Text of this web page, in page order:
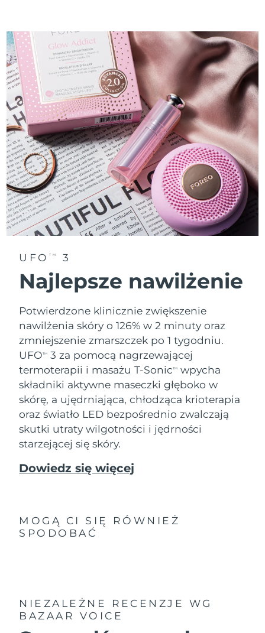
UFO TM 3
Najlepsze nawilżenie
Potwierdzone klinicznie zwiększenie
nawilżenia skóry o 126% w 2 minuty oraz
zmniejszenie zmarszczek po 1 tygodniu.
UFOTM
3 za pomocą nagrzewającej
termoterapii i masażu T-SonicTM
wpycha
składniki aktywne maseczki głęboko w
skórę, a ujędrniająca, chłodząca krioterapia
oraz światło LED bezpośrednio zwalczają
skutki utraty wilgotności i jędrności
starzejącej się skóry.
Dowiedz się więcej
MOGĄ CI SIĘ RÓWNIEŻ
SPODOBAĆ
NIEZALEŻNE RECENZJE
WG
BAZAAR VOICE
Szwajcaria
Oczekiwany czas dostawy
8/11/26
Tajwan
Oczekiwany czas dostawy
8/16/26
Tajlandia
Oczekiwany czas dostawy
8/15/26
Turcja
Oczekiwany czas dostawy
8/12/26
Zjednoczone Emiraty
Arabskie
Oczekiwany czas dostawy
8/12/26
Wielka Brytania
Oczekiwany czas dostawy
8/11/26
Stany Zjednoczone
8/12/26
Uzbekistan
Wietnam
Oczekiwany czas dostawy
8/17/26